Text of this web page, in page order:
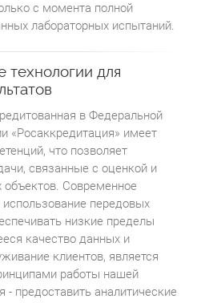
с момента полной
лабораторных испытаний.
для
в Федеральной
«Росаккредитация» имеет
что позволяет
связанные с оценкой и
Современное
передовых
низкие пределы
качество данных и
клиентов, является
работы нашей
предоставить аналитические